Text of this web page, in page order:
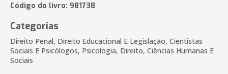
Código do livro: 981738
Categorias
Direito Penal, Direito Educacional E Legislação, Cientistas
Sociais E Psicólogos, Psicologia, Direito, Ciências Humanas E
Sociais